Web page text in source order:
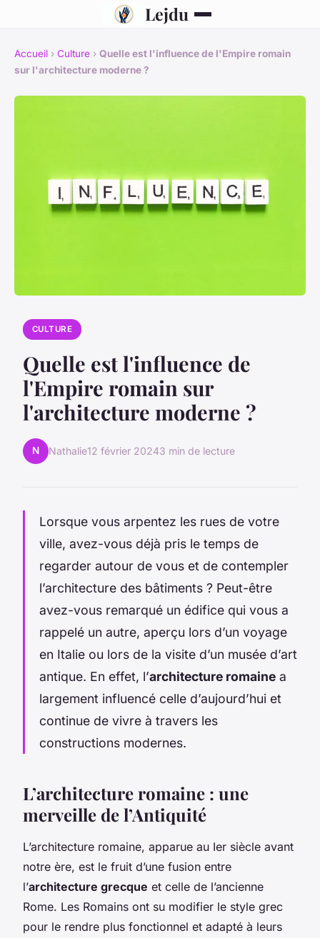
Lejdu
Accueil › Culture › Quelle est l'influence de l'Empire romain
sur l'architecture moderne ?
CULTURE
Quelle est l'influence de
l'Empire romain sur
l'architecture moderne ?
N Nathalie12 février 20243 min de lecture
Lorsque vous arpentez les rues de votre
ville, avez-vous déjà pris le temps de
regarder autour de vous et de contempler
l’architecture des bâtiments ? Peut-être
avez-vous remarqué un édifice qui vous a
rappelé un autre, aperçu lors d’un voyage
en Italie ou lors de la visite d’un musée d’art
antique. En effet, l’architecture romaine a
largement influencé celle d’aujourd’hui et
continue de vivre à travers les
constructions modernes.
L’architecture romaine : une
merveille de l’Antiquité
L’architecture romaine, apparue au Ier siècle avant
notre ère, est le fruit d’une fusion entre
l’architecture grecque et celle de l’ancienne
Rome. Les Romains ont su modifier le style grec
pour le rendre plus fonctionnel et adapté à leurs